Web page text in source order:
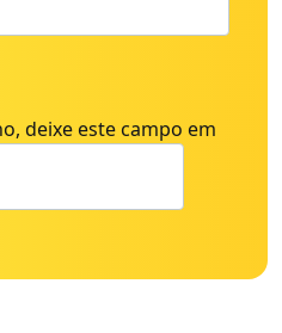
deixe este campo em